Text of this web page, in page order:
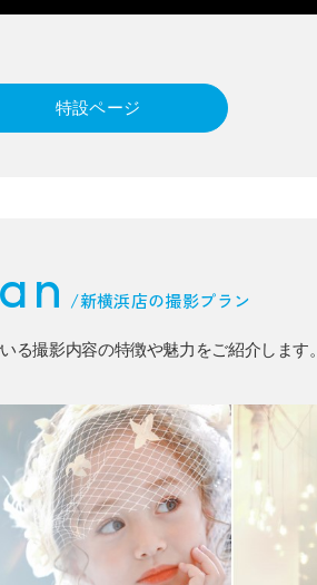
特設ページ
/新横浜店の撮影プラン
る撮影内容の特徴や魅力をご紹介します。